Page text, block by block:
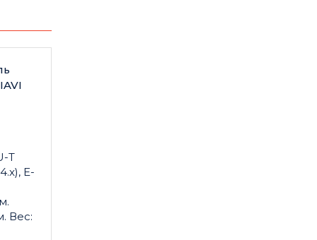
T
E-
Вес: